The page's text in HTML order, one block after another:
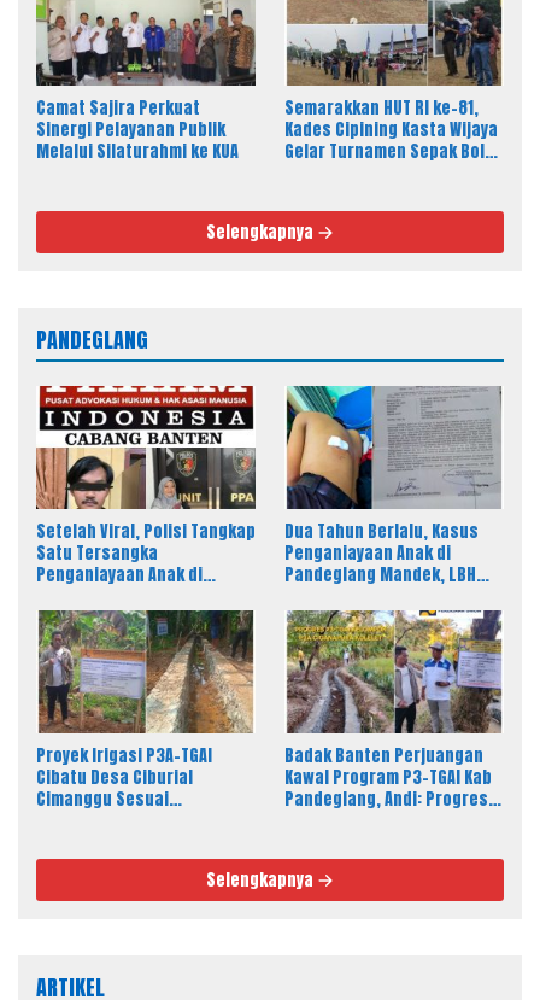
Camat Sajira Perkuat
Sinergi Pelayanan Publik
Melalui Silaturahmi ke KUA
Semarakkan HUT RI ke-81,
Kades Cipining Kasta Wijaya
Gelar Turnamen Sepak Bola
Selengkapnya
PANDEGLANG
Setelah Viral, Polisi Tangkap
Satu Tersangka
Penganiayaan Anak di
Banten Desak 4 Tersangka
Lain Segera Diproses
Dua Tahun Berlalu, Kasus
Penganiayaan Anak di
Pandeglang Mandek, LBH
Pelaku
Proyek Irigasi P3A-TGAI
Cibatu Desa Ciburial
Cimanggu Sesuai
Badak Banten Perjuangan
Kawal Program P3-TGAI Kab
Pandeglang, Andi: Progres
Selengkapnya
ARTIKEL